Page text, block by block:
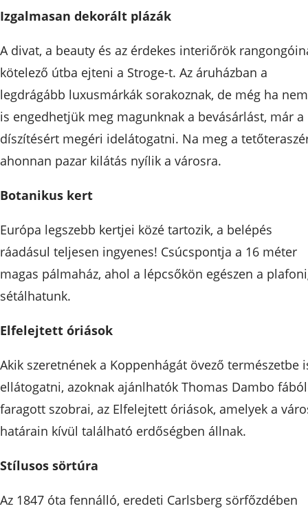
Izgalmasan dekorált plázák
A divat, a beauty és az érdekes interiőrök
kötelező útba ejteni a Stroge-t. Az áruházban a
legdrágább luxusmárkák sorakoznak, de még ha nem
is engedhetjük meg magunknak a bevásárlást, már a
díszítésért megéri idelátogatni. Na meg a
ahonnan pazar kilátás nyílik a városra.
Botanikus kert
Európa legszebb kertjei közé tartozik, a belépés
ráadásul teljesen ingyenes! Csúcspontja a 16 méter
magas pálmaház, ahol a lépcsőkön egészen a
sétálhatunk.
Elfelejtett óriások
Akik szeretnének a Koppenhágát övező természetbe
ellátogatni, azoknak ajánlhatók Thomas Dambo fából
faragott szobrai, az Elfelejtett óriások, amelyek a
határain kívül található erdőségben állnak.
Stílusos sörtúra
Az 1847 óta fennálló, eredeti Carlsberg sörfőzdében